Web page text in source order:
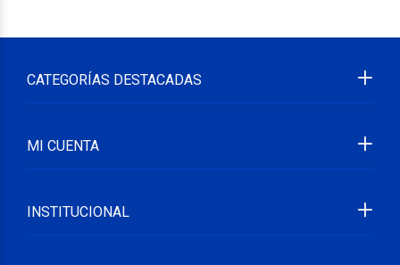
CATEGORÍAS DESTACADAS
MI CUENTA
INSTITUCIONAL